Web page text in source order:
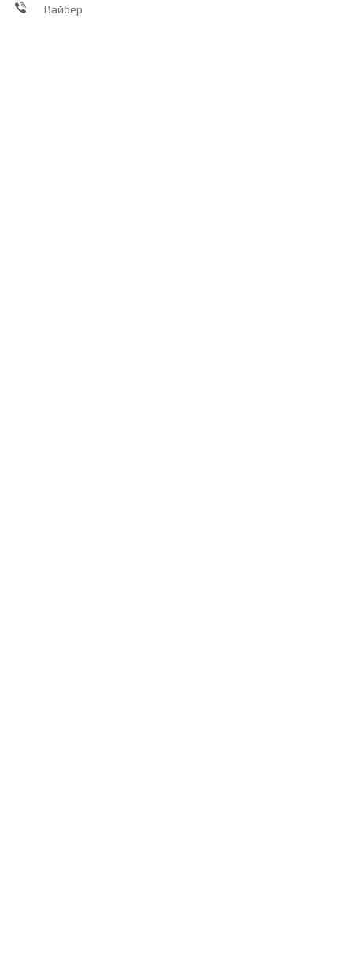
Вайбер